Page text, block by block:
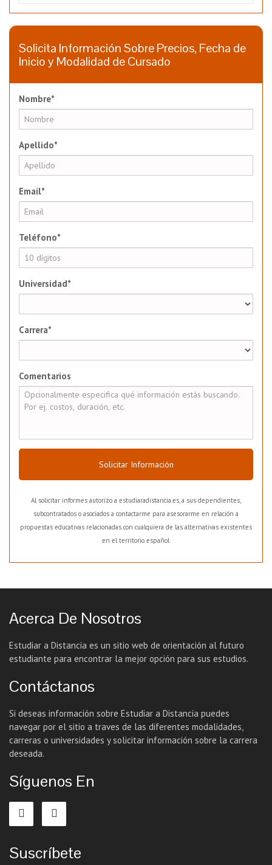
Solicita Información Sobre Precios, Fecha de
Inicio y Modalidad de Cursado
Nombre*
Apellido*
Email*
Teléfono*
Universidad*
Carrera*
Comentarios
Solicitar Información
Al solicitar informes autorizo a estudiaradistancia.es, a sus dependientes,
subcontratados o asociados a contactarme para asesorarme en relación a
propuestas educativas relacionadas con cualquiera de las alternativas existentes
en el territorio español.
Acerca De Nosotros
Estudiar a Distancia es un sitio web de orientación al futuro
estudiante para encontrar la mejor opción para sus estudios.
Contáctanos
Si deseas información sobre Estudiar a Distancia puedes
navegar por el sitio a traves de las diferentes modalidades,
carreras o universidades y solicitar información sobre la carrera
deseada.
Síguenos En
Suscríbete